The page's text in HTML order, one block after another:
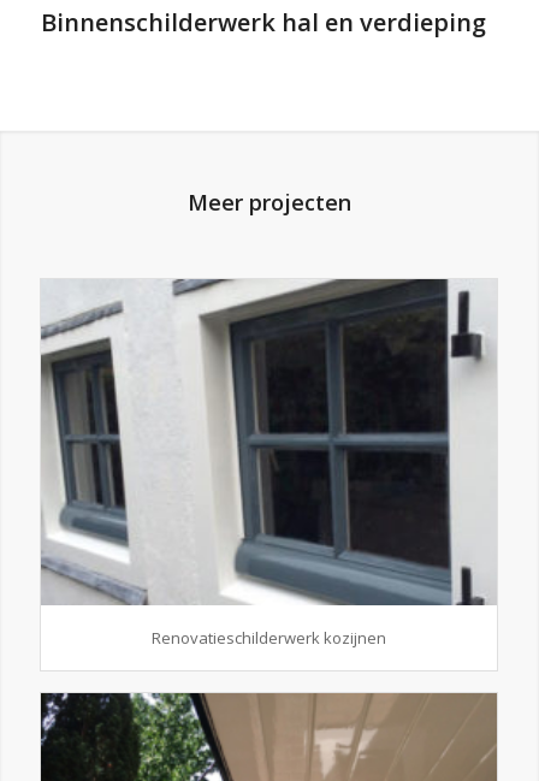
Binnenschilderwerk hal en verdieping
Meer projecten
Renovatieschilderwerk kozijnen